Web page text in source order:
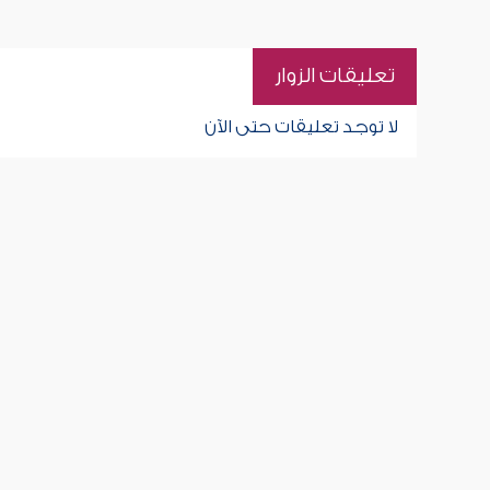
تعليقات الزوار
لا توجد تعليقات حتى الآن